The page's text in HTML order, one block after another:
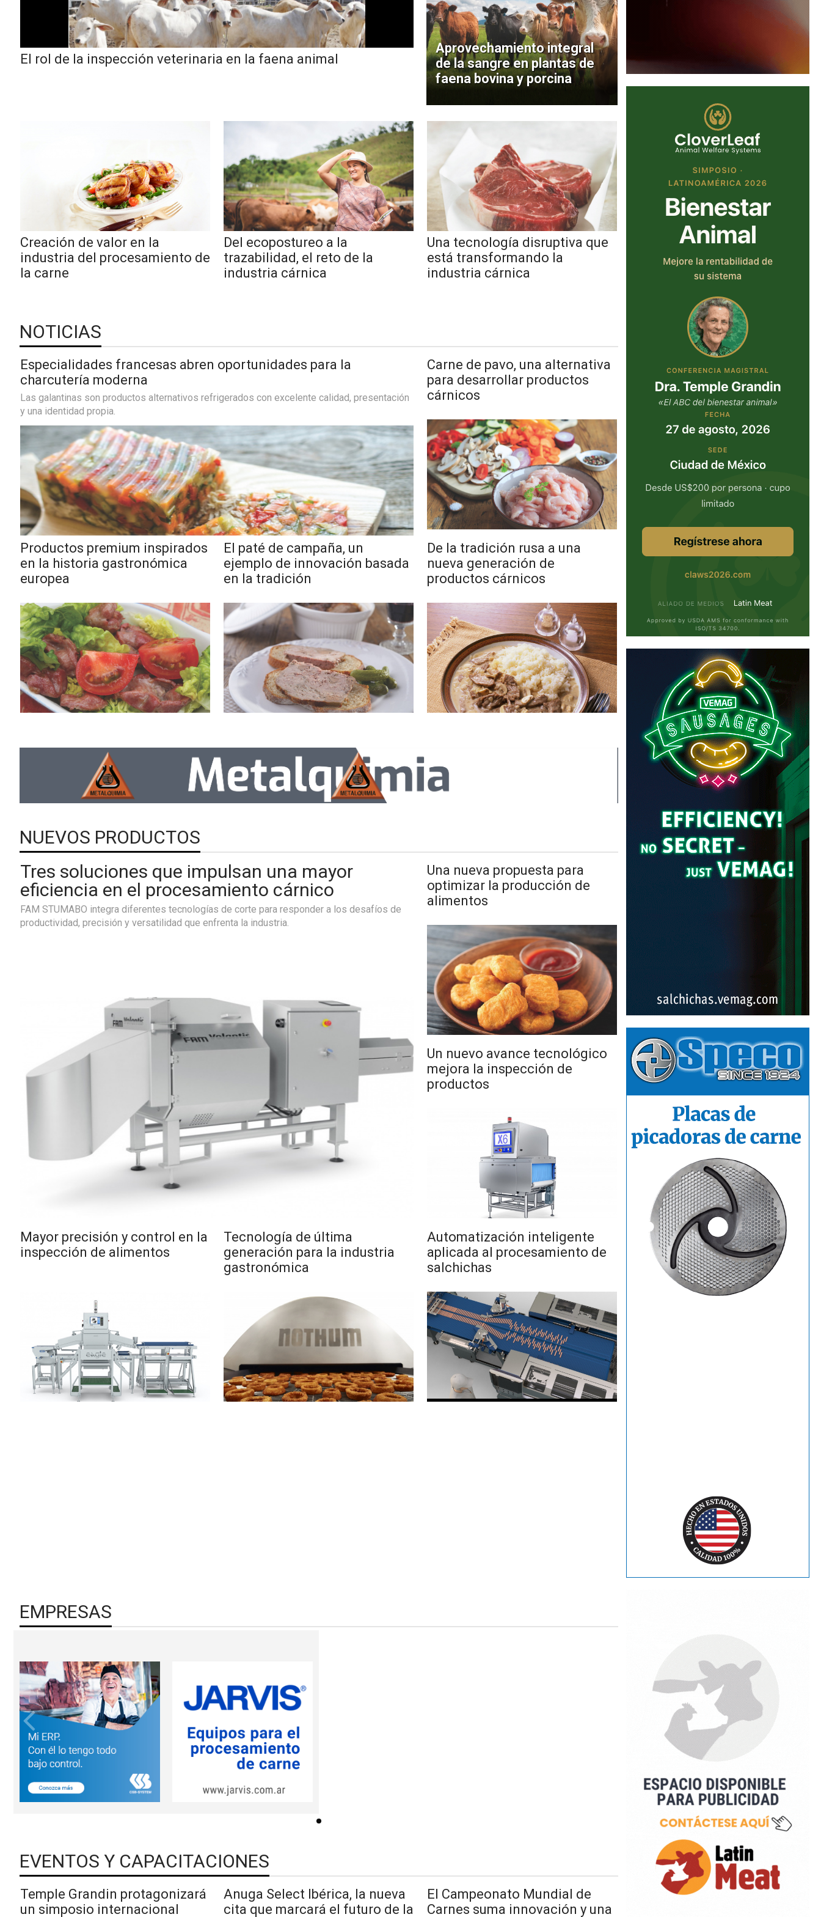
CARNES CON VALOR AGREGADO
SERVICIOS
CONTÁCTENOS
AYUDA
TÉRMINOS
Y
POLÍTICAS
PRIVACIDAD
MAPA
DEL
SITIO
APP
PARA
El rol de la inspección veterinaria en la faena animal
Aprovechamiento integral
de la sangre en plantas de
faena bovina y porcina
Creación de valor en la
industria del procesamiento de
la carne
Del ecopostureo a la
trazabilidad, el reto de la
industria cárnica
Una tecnología disruptiva que
está transformando la
industria cárnica
NOTICIAS
Especialidades francesas abren oportunidades para la
charcutería moderna
Las galantinas son productos alternativos refrigerados con excelente calidad, presentación
y una identidad propia.
Carne de pavo, una alternativa
para desarrollar productos
cárnicos
Productos premium inspirados
en la historia gastronómica
europea
El paté de campaña, un
ejemplo de innovación basada
en la tradición
De la tradición rusa a una
nueva generación de
productos cárnicos
NUEVOS PRODUCTOS
Tres soluciones que impulsan una mayor
eficiencia en el procesamiento cárnico
FAM STUMABO integra diferentes tecnologías de corte para responder a los desafíos de
productividad, precisión y versatilidad que enfrenta la industria.
Una nueva propuesta para
optimizar la producción de
alimentos
Un nuevo avance tecnológico
mejora la inspección de
productos
Mayor precisión y control en la
inspección de alimentos
Tecnología de última
generación para la industria
gastronómica
Automatización inteligente
aplicada al procesamiento de
salchichas
EMPRESAS
EVENTOS Y CAPACITACIONES
Temple Grandin protagonizará
un simposio internacional
Anuga Select Ibérica, la nueva
cita que marcará el futuro de la
El Campeonato Mundial de
Carnes suma innovación y una